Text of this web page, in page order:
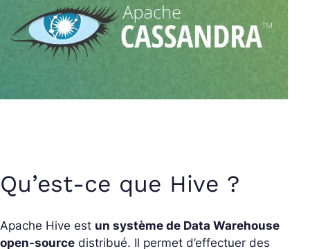
Qu’est-ce que Hive ?
Apache Hive est un système de Data Warehouse
open-source distribué. Il permet d’effectuer des